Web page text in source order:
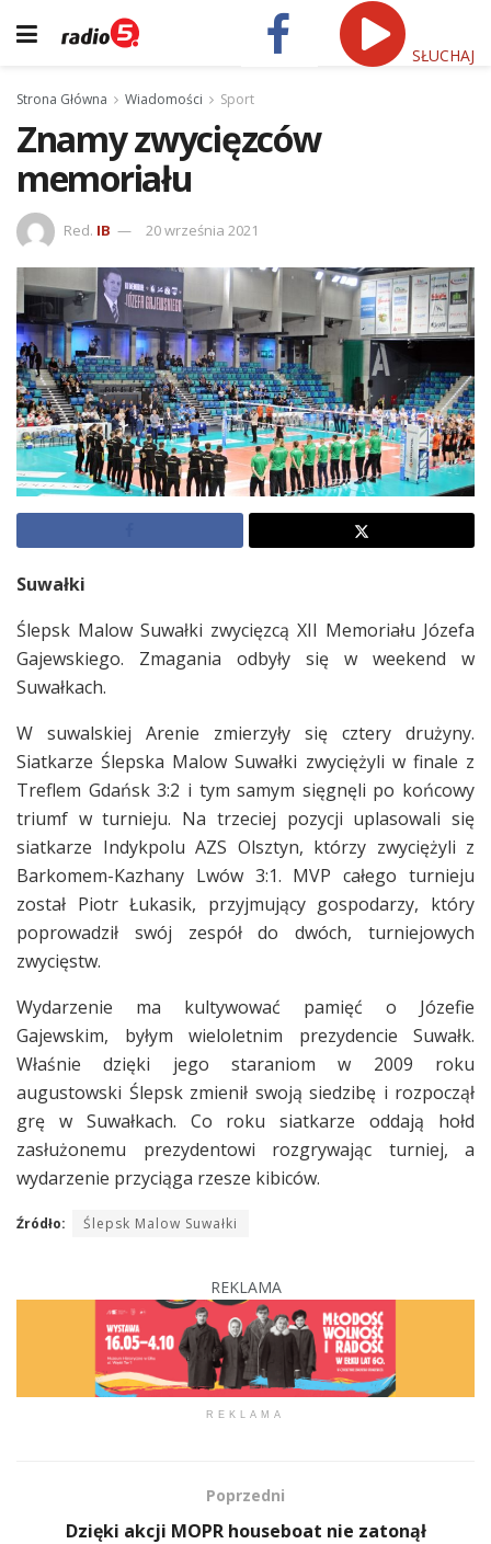
SŁUCHAJ
Strona Główna Wiadomości Sport
Znamy zwycięzców
memoriału
Red. IB 20 września 2021
Suwałki
Ślepsk Malow Suwałki zwycięzcą XII Memoriału Józefa
Gajewskiego. Zmagania odbyły się w weekend w
Suwałkach.
W suwalskiej Arenie zmierzyły się cztery drużyny.
Siatkarze Ślepska Malow Suwałki zwyciężyli w finale z
Treflem Gdańsk 3:2 i tym samym sięgnęli po końcowy
triumf w turnieju. Na trzeciej pozycji uplasowali się
siatkarze Indykpolu AZS Olsztyn, którzy zwyciężyli z
Barkomem-Kazhany Lwów 3:1. MVP całego turnieju
został Piotr Łukasik, przyjmujący gospodarzy, który
poprowadził swój zespół do dwóch, turniejowych
zwycięstw.
Wydarzenie ma kultywować pamięć o Józefie
Gajewskim, byłym wieloletnim prezydencie Suwałk.
Właśnie dzięki jego staraniom w 2009 roku
augustowski Ślepsk zmienił swoją siedzibę i rozpoczął
grę w Suwałkach. Co roku siatkarze oddają hołd
zasłużonemu prezydentowi rozgrywając turniej, a
wydarzenie przyciąga rzesze kibiców.
Źródło: Ślepsk Malow Suwałki
REKLAMA
REKLAMA
Poprzedni
Dzięki akcji MOPR houseboat nie zatonął